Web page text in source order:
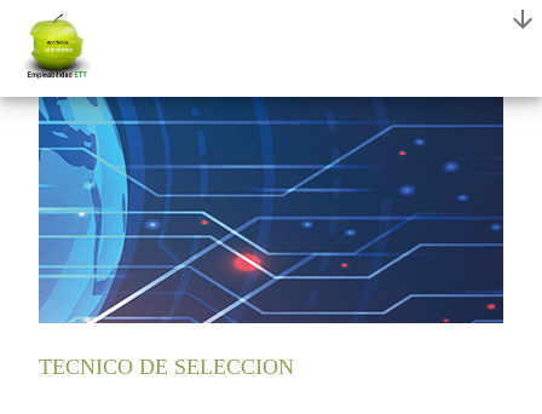
TECNICO DE SELECCION